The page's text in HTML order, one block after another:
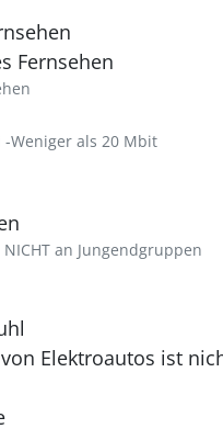
Fernsehen
-Weniger als 20 Mbit
an Jungendgruppen
Elektroautos ist